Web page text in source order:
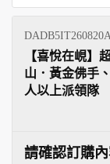
【喜悅在峴】
山．黃金佛手
人以上派領隊
請確認訂購